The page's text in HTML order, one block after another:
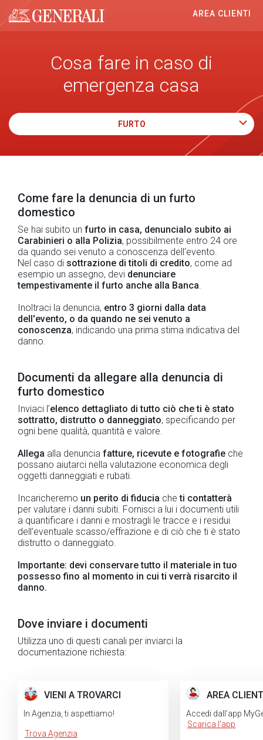
Generali logo
AREA CLIENTI
Cosa fare in caso di
emergenza casa
FURTO
Come fare la denuncia di un furto
domestico
Se hai subito un furto in casa, denuncialo subito ai
Carabinieri o alla Polizia, possibilmente entro 24 ore
da quando sei venuto a conoscenza dell'evento.
Nel caso di sottrazione di titoli di credito, come ad
esempio un assegno, devi denunciare
tempestivamente il furto anche alla Banca.
Inoltraci la denuncia, entro 3 giorni dalla data
dell'evento, o da quando ne sei venuto a
conoscenza, indicando una prima stima indicativa del
danno.
Documenti da allegare alla denuncia di
furto domestico
Inviaci l’elenco dettagliato di tutto ciò che ti è stato
sottratto, distrutto o danneggiato, specificando per
ogni bene qualità, quantità e valore.
Allega alla denuncia fatture, ricevute e fotografie che
possano aiutarci nella valutazione economica degli
oggetti danneggiati e rubati.
Incaricheremo un perito di fiducia cheti contatterà
per valutare i danni subiti. Fornisci a lui i documenti utili
a quantificare i danni e mostragli le tracce e i residui
dell’eventuale scasso/effrazione e di ciò che ti è stato
distrutto o danneggiato.
Importante: devi conservare tutto il materiale in tuo
possesso fino al momento in cui ti verrà risarcito il
danno.
Dove inviare i documenti
Utilizza uno di questi canali per inviarci la
documentazione richiesta:
VIENI A TROVARCI
In Agenzia, ti aspettiamo!
Trova Agenzia
AREA
Accedi dall’app
Scarica l'app